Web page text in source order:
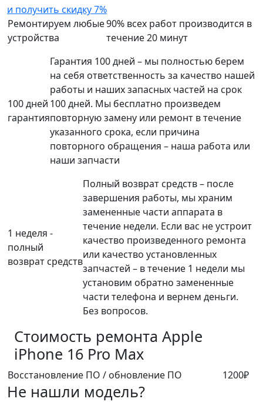
и получить скидку 7%
Ремонтируем любые
устройства
90% всех работ производится в
течение 20 минут
100 дней
гарантия
Гарантия 100 дней – мы полностью берем
на себя ответственность за качество нашей
работы и наших запасных частей на срок
100 дней. Мы бесплатно произведем
повторную замену или ремонт в течение
указанного срока, если причина
повторного обращения – наша работа или
наши запчасти
1 неделя -
полный
возврат средств
Полный возврат средств – после
завершения работы, мы храним
замененные части аппарата в
течение недели. Если вас не устроит
качество произведенного ремонта
или качество установленных
запчастей – в течение 1 недели мы
установим обратно замененные
части телефона и вернем деньги.
Без вопросов.
Стоимость ремонта Apple
iPhone 16 Pro Max
Восстановление ПО / обновление ПО 1200₽
Не нашли модель?